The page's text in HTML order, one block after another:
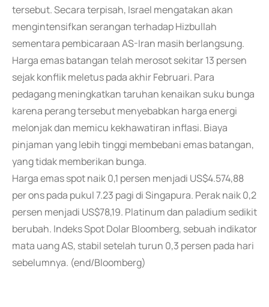
tersebut. Secara terpisah, Israel mengatakan akan
mengintensifkan serangan terhadap Hizbullah
sementara pembicaraan AS-Iran masih berlangsung.
Harga emas batangan telah merosot sekitar 13 persen
sejak konflik meletus pada akhir Februari. Para
pedagang meningkatkan taruhan kenaikan suku bunga
karena perang tersebut menyebabkan harga energi
melonjak dan memicu kekhawatiran inflasi. Biaya
pinjaman yang lebih tinggi membebani emas batangan,
yang tidak memberikan bunga.
Harga emas spot naik 0,1 persen menjadi US$4.574,88
per ons pada pukul 7.23 pagi di Singapura. Perak naik 0,2
persen menjadi US$78,19. Platinum dan paladium sedikit
berubah. Indeks Spot Dolar Bloomberg, sebuah indikator
mata uang AS, stabil setelah turun 0,3 persen pada hari
sebelumnya. (end/Bloomberg)